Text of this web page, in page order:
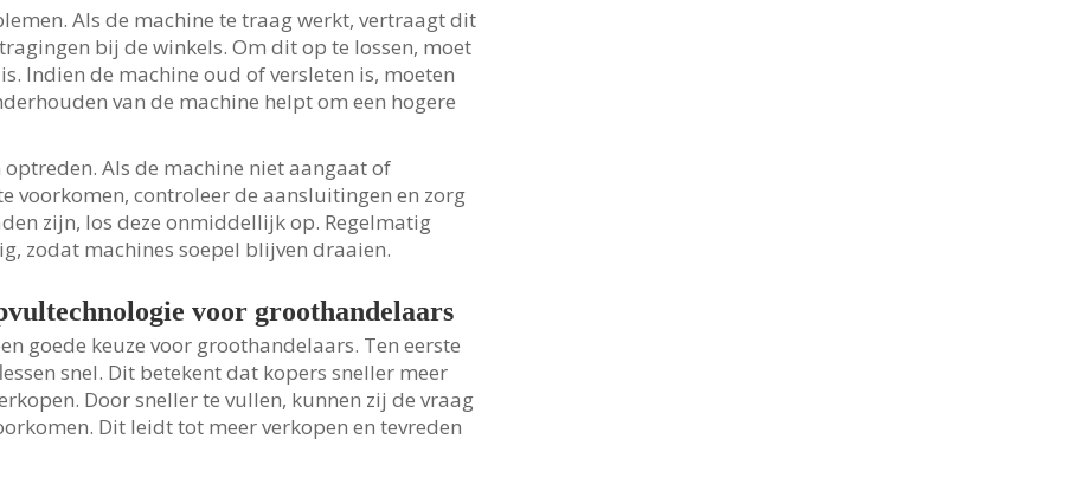
Als de machine te traag werkt, vertraagt dit
bij de winkels. Om dit op te lossen, moet
Indien de machine oud of versleten is, moeten
van de machine helpt om een hogere
Als de machine niet aangaat of
voorkomen, controleer de aansluitingen en zorg
zijn, los deze onmiddellijk op. Regelmatig
zodat machines soepel blijven draaien.
voor groothandelaars
goede keuze voor groothandelaars. Ten eerste
snel. Dit betekent dat kopers sneller meer
Door sneller te vullen, kunnen zij de vraag
Dit leidt tot meer verkopen en tevreden